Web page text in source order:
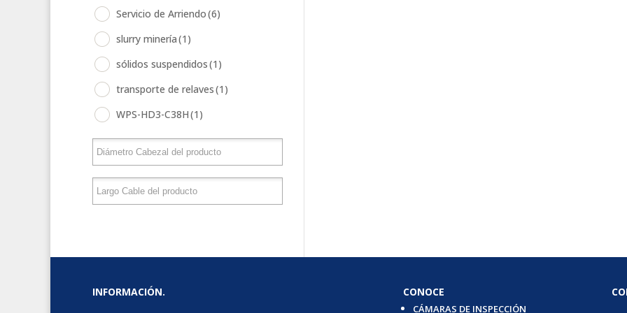
Servicio de Arriendo(6)
slurry minería(1)
sólidos suspendidos(1)
transporte de relaves(1)
WPS-HD3-C38H(1)
INFORMACIÓN.
CONOCE
CÁMARAS DE INSPECCIÓN